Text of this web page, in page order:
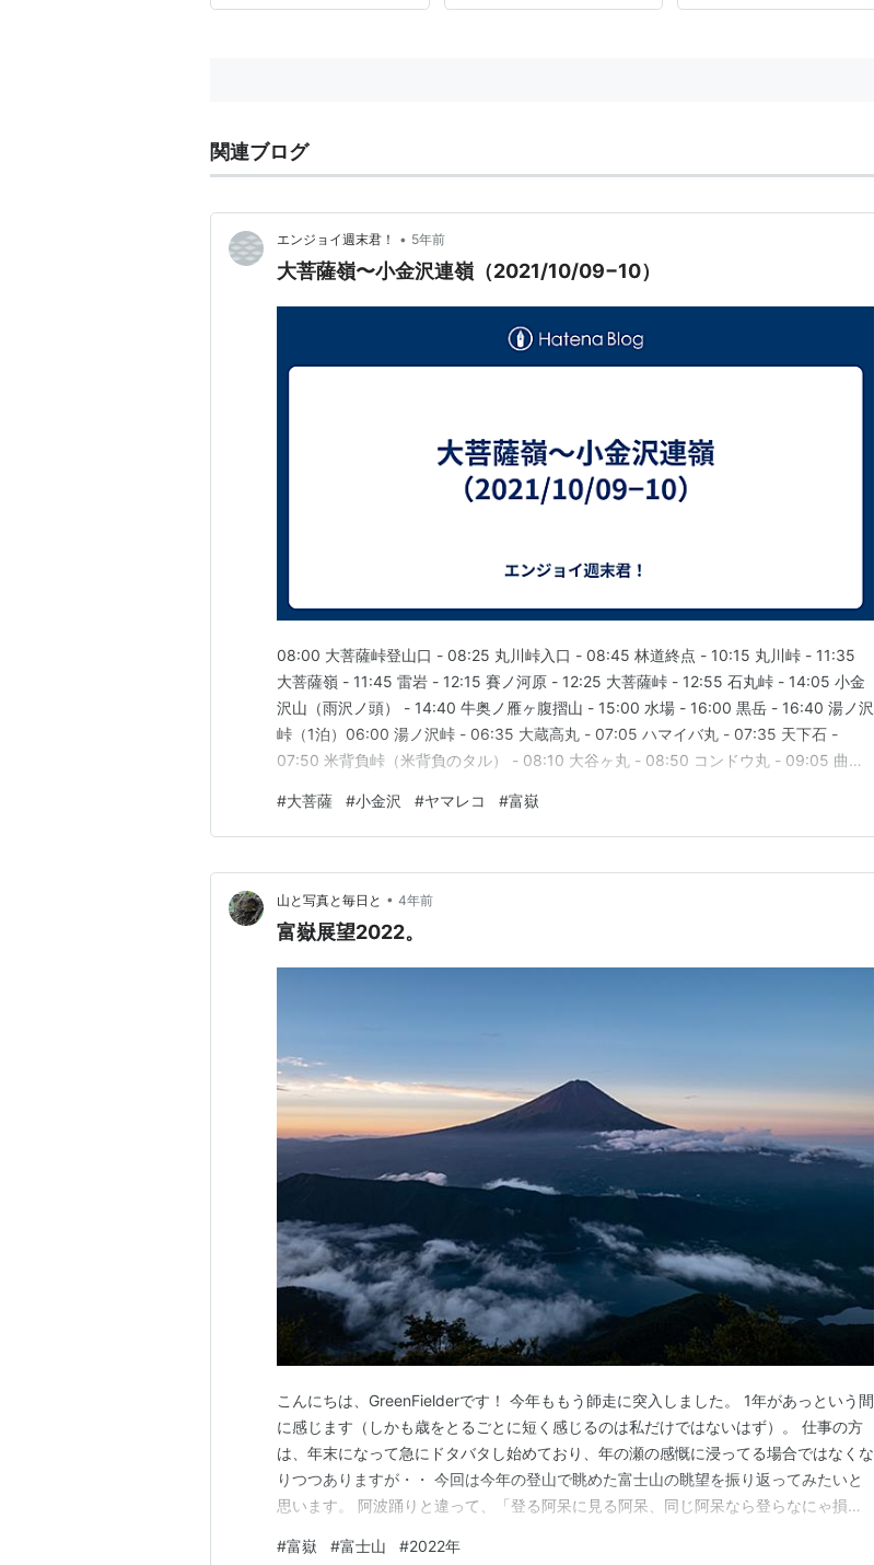
関連ブログ
エンジョイ週末君！ • 5年前
大菩薩嶺〜小金沢連嶺（2021/10/09−10）
08:00 大菩薩峠登山口 - 08:25 丸川峠入口 - 08:45 林道終点 - 10:15 丸川峠 - 11:35
大菩薩嶺 - 11:45 雷岩 - 12:15 賽ノ河原 - 12:25 大菩薩峠 - 12:55 石丸峠 - 14:05 小金
沢山（雨沢ノ頭） - 14:40 牛奥ノ雁ヶ腹摺山 - 15:00 水場 - 16:00 黒岳 - 16:40 湯ノ沢
峠（1泊）06:00 湯ノ沢峠 - 06:35 大蔵高丸 - 07:05 ハマイバ丸 - 07:35 天下石 -
07:50 米背負峠（米背負のタル） - 08:10 大谷ヶ丸 - 08:50 コンドウ丸 - 09:05 曲り
#大菩薩 #小金沢 #ヤマレコ #富嶽
山と写真と毎日と • 4年前
富嶽展望2022。
こんにちは、GreenFielderです！ 今年ももう師走に突入しました。 1年があっという間
に感じます（しかも歳をとるごとに短く感じるのは私だけではないはず）。 仕事の方
は、年末になって急にドタバタし始めており、年の瀬の感慨に浸ってる場合ではなくな
りつつありますが・・ 今回は今年の登山で眺めた富士山の眺望を振り返ってみたいと
思います。 阿波踊りと違って、「登る阿呆に見る阿呆、同じ阿呆なら登らなにゃ損
る阿呆」派です 笑 どの山に登っても、やはり富士山を探してしまいます。そして、富
#富嶽 #富士山 #2022年